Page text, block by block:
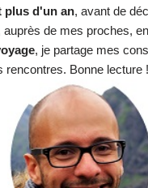
plus d'un an, avant de
auprès de mes proches,
, je partage mes
rencontres. Bonne lecture !